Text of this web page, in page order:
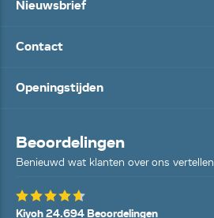
Nieuwsbrief
Contact
Openingstijden
Beoordelingen
Benieuwd wat klanten over ons vertellen
Kiyoh 24.694 Beoordelingen